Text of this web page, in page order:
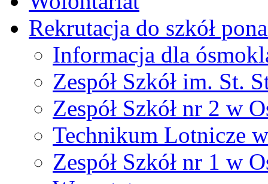
Rekrutacja do szkół
Informacja dla
Zespół Szkół im. St.
Zespół Szkół nr 2 w
Technikum Lotnicze
Zespół Szkół nr 1 w